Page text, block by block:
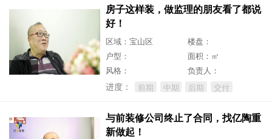
房子这样装，做监理的朋友看了都说
好！
区域：宝山区
楼盘：
户型：
面积：㎡
风格：
负责人：
进度： 前期 中期 后期 交付
与前装修公司终止了合同，找亿陶重
新做起！